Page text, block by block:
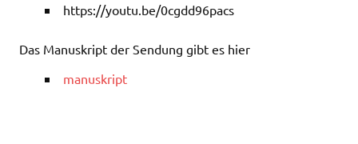
https://youtu.be/0cgdd96pacs
Das Manuskript der Sendung gibt es hier
manuskript